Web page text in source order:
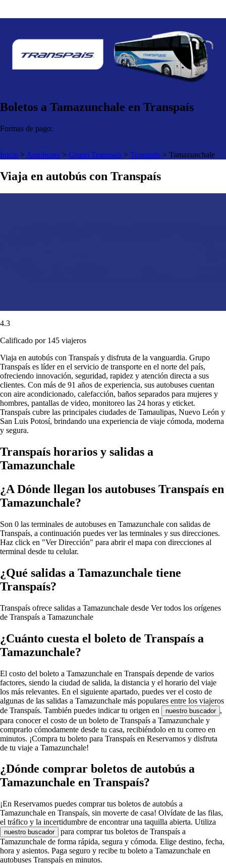
Boletos a Tamazunchale en Transpaís
Formas de pago:
Inicio > Autobuses > Grupo Transpaís > Transpaís > Tamazunchale
Viaja en autobús con Transpaís
4.3
Calificado por 145 viajeros
Viaja en autobús con Transpaís y disfruta de la vanguardia. Grupo
Transpaís es líder en el servicio de transporte en el norte del país,
ofreciendo innovación, seguridad, rapidez y atención directa a sus
clientes. Con más de 91 años de experiencia, sus autobuses cuentan
con aire acondicionado, calefacción, baños separados para mujeres y
hombres, pantallas de video, monitoreo las 24 horas y eticket.
Transpaís cubre las principales ciudades de Tamaulipas, Nuevo León y
San Luis Potosí, brindando una experiencia de viaje cómoda, moderna
y segura.
Transpaís horarios y salidas a
Tamazunchale
¿A Dónde llegan los autobuses Transpaís en
Tamazunchale?
Son 0 las terminales de autobuses en Tamazunchale con salidas de
Transpaís, a continuación puedes ver las terminales y sus direcciones.
Haz click en "Ver Dirección" para abrir el mapa con direcciones al
terminal desde tu celular.
¿Qué salidas a Tamazunchale tiene
Transpaís?
Transpaís ofrece salidas a Tamazunchale desde Ver todos los orígenes
de Transpaís a Tamazunchale
¿Cuánto cuesta el boleto de Transpaís a
Tamazunchale?
El costo del boleto a Tamazunchale en Transpaís depende de varios
factores, siendo la ciudad de salida, la distancia y el horario del viaje
los más relevantes. En el siguiente apartado, puedes ver el costo de
algunas de las salidas a Tamazunchale más populares entre los viajeros
de Transpaís. También puedes indicar tu origen en
nuestro buscador ,
para conocer el costo de un boleto de Transpaís a Tamazunchale y
comprarlo cómodamente desde tu casa, recibiéndolo en tu correo en
minutos. ¡Compra tu boleto para Transpaís en Reservamos y disfruta
de tu viaje a Tamazunchale!
¿Dónde comprar boletos de autobús a
Tamazunchale en Transpaís?
¡En Reservamos puedes comprar tus boletos de autobús a
Tamazunchale en Transpaís, sin moverte de casa! Olvídate de las filas,
el tráfico y la incertidumbre de encontrar una taquilla abierta. Utiliza
nuestro buscador
para comprar tus boletos de Transpaís a
Tamazunchale de forma rápida, segura y cómoda. Elige destino, fecha,
hora y asientos. Paga seguro y recibe tu boleto a Tamazunchale en
autobuses Transpaís en minutos.